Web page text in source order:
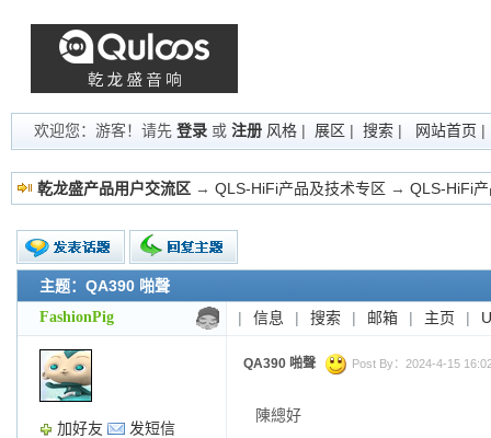
欢迎您：游客！请先 登录 或 注册 风格 | 展区 | 搜索 | 网站首页
乾龙盛产品用户交流区 → QLS-HiFi产品及技术专区 → QLS-HiFi
新的主题
投票帖
交易帖
小字报
主题：QA390 啪聲
FashionPig | 信息 | 搜索 | 邮箱 | 主页 |
加好友 发短信
QA390 啪聲 Post By：2024-4-15
陳總好